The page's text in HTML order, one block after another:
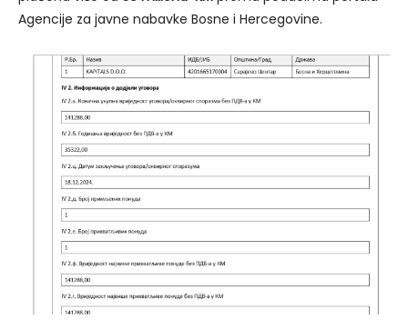
Agencije za javne nabavke Bosne i Hercegovine.